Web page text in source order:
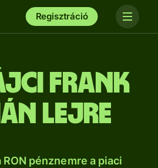
Regisztráció
frank
lejre
pénznemre a piaci